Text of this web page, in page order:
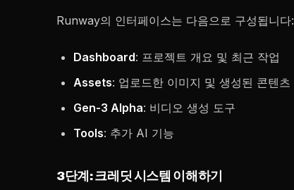
Runway의 인터페이스는 다음으로 구성됩니다:
Dashboard: 프로젝트 개요 및 최근 작업
Assets: 업로드한 이미지 및 생성된 콘텐츠
Gen-3 Alpha: 비디오 생성 도구
Tools: 추가 AI 기능
3단계: 크레딧 시스템 이해하기